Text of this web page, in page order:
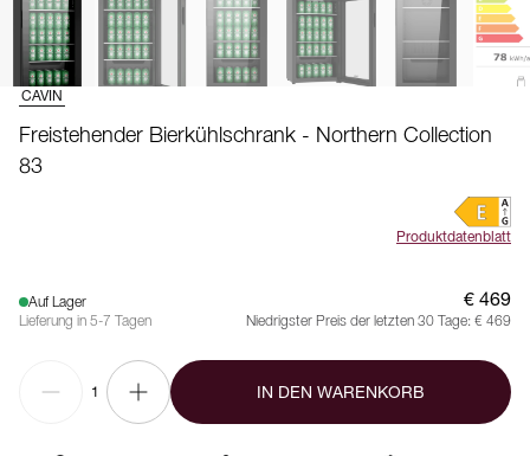
CAVIN
Freistehender Bierkühlschrank - Northern Collection
83
Produktdatenblatt
Auf Lager
Lieferung in 5-7 Tagen
€ 469
Niedrigster Preis der letzten 30 Tage: € 469
1 IN DEN WARENKORB